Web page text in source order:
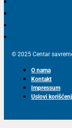
© 2025 Centar
O nama
Kontakt
Impressum
Uslovi